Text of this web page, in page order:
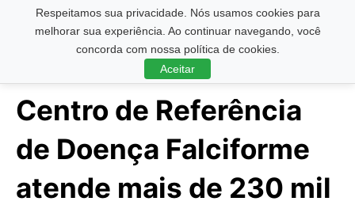
Respeitamos sua privacidade. Nós usamos cookies para
melhorar sua experiência. Ao continuar navegando, você
concorda com nossa política de cookies.
Aceitar
Pesquisar ...
Centro de Referência
de Doença Falciforme
atende mais de 230 mil